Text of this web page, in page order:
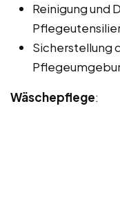
Reinigung und
Sicherstellung
Wäschepflege: